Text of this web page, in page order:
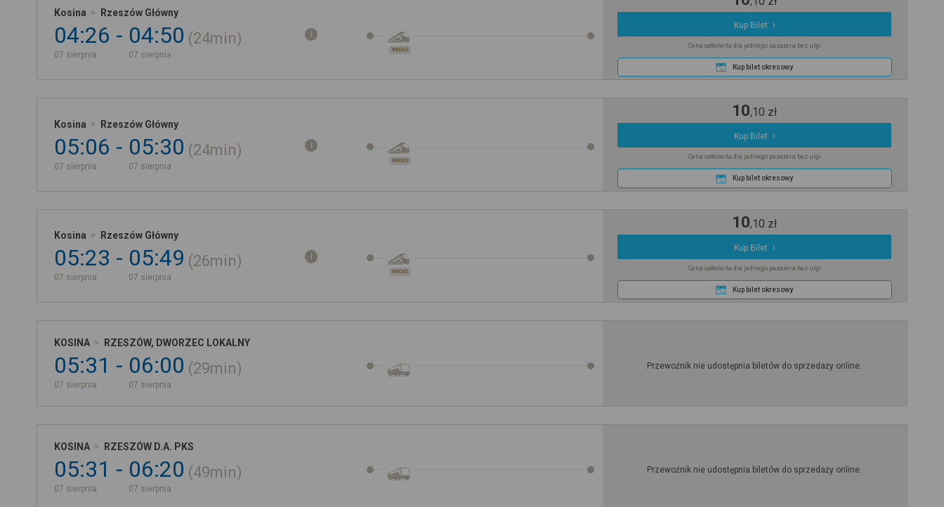
Kosina Rzeszów Główny
04:26
07 sierpnia
04:50
07 sierpnia
24min
REGIO
Kup Bilet
Cena całkowita dla jednego pasażera bez ulgi
Kup bilet okresowy
Kosina Rzeszów Główny
05:06
07 sierpnia
05:30
07 sierpnia
24min
REGIO
10,10 zł
Kup Bilet
Cena całkowita dla jednego pasażera bez ulgi
Kup bilet okresowy
Kosina Rzeszów Główny
05:23
07 sierpnia
05:49
07 sierpnia
26min
REGIO
10,10 zł
Kup Bilet
Cena całkowita dla jednego pasażera bez ulgi
Kup bilet okresowy
KOSINA RZESZÓW, DWORZEC LOKALNY
05:31
07 sierpnia
06:00
07 sierpnia
29min Przewoźnik nie udostępnia biletów do sprzedaży online.
KOSINA RZESZÓW D.A. PKS
05:31
07 sierpnia
06:20
07 sierpnia
49min Przewoźnik nie udostępnia biletów do sprzedaży online.